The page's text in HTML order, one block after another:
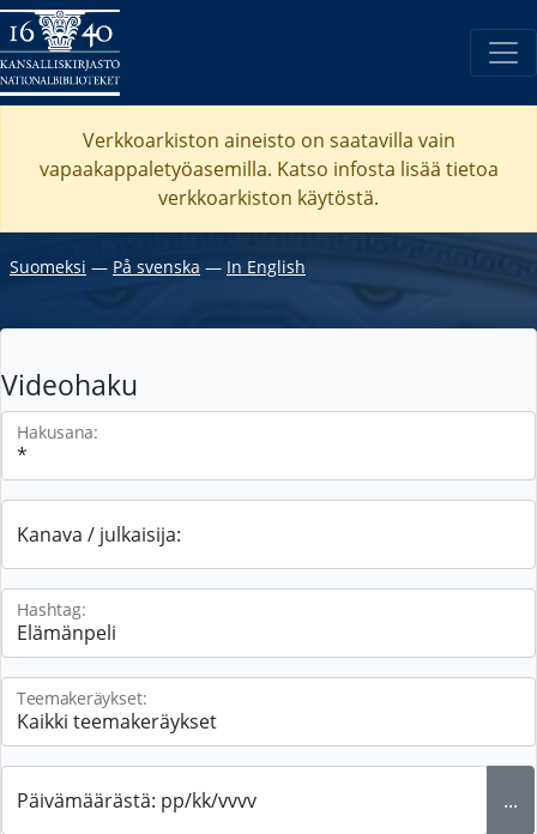
Verkkoarkiston aineisto on saatavilla vain
vapaakappaletyöasemilla. Katso infosta lisää tietoa
verkkoarkiston käytöstä.
Suomeksi ― På svenska ― In English
Videohaku
Hakusana:
Kanava / julkaisija:
Hashtag:
Teemakeräykset:
Päivämäärästä: pp/kk/vvvv ...